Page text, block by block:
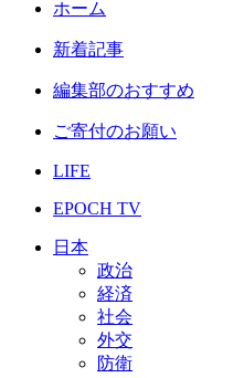
ホーム
新着記事
編集部のおすすめ
ご寄付のお願い
LIFE
EPOCH TV
日本
政治
経済
社会
外交
防衛